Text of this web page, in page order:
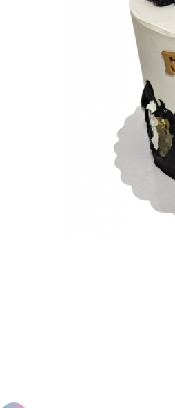
Torturi in frosting- crema pentru